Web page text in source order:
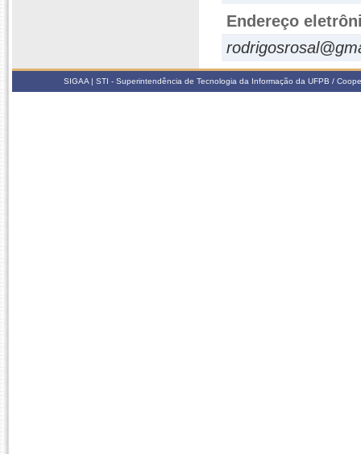
Endereço
SIGAA | STI - Superintendência de Tecnologia da Informação da UFPB /